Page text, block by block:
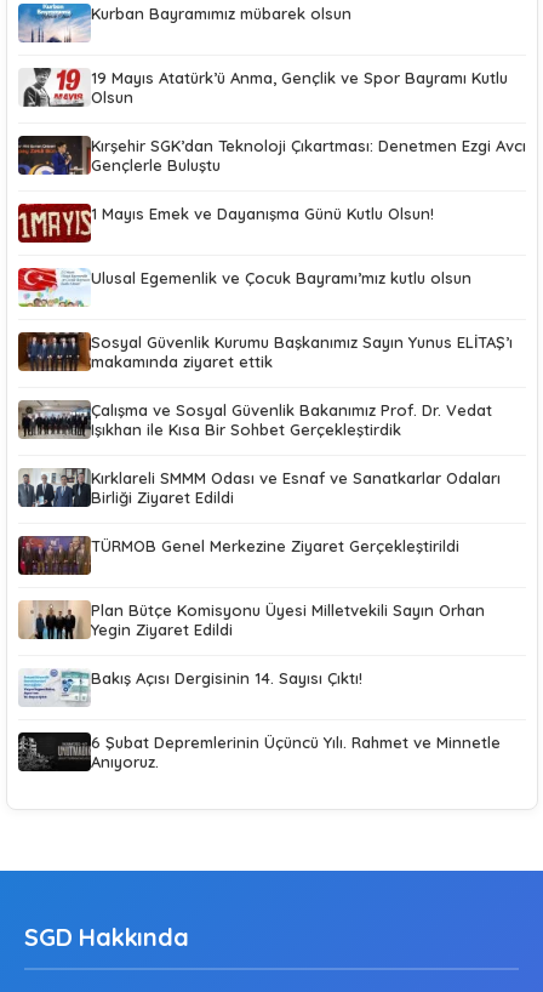
Kurban Bayramımız mübarek olsun
19 Mayıs Atatürk’ü Anma, Gençlik ve Spor Bayramı Kutlu
Olsun
Kırşehir SGK’dan Teknoloji Çıkartması: Denetmen Ezgi Avcı
Gençlerle Buluştu
1 Mayıs Emek ve Dayanışma Günü Kutlu Olsun!
Ulusal Egemenlik ve Çocuk Bayramı’mız kutlu olsun
Sosyal Güvenlik Kurumu Başkanımız Sayın Yunus ELİTAŞ’ı
makamında ziyaret ettik
Çalışma ve Sosyal Güvenlik Bakanımız Prof. Dr. Vedat
Işıkhan ile Kısa Bir Sohbet Gerçekleştirdik
Kırklareli SMMM Odası ve Esnaf ve Sanatkarlar Odaları
Birliği Ziyaret Edildi
TÜRMOB Genel Merkezine Ziyaret Gerçekleştirildi
Plan Bütçe Komisyonu Üyesi Milletvekili Sayın Orhan
Yegin Ziyaret Edildi
Bakış Açısı Dergisinin 14. Sayısı Çıktı!
6 Şubat Depremlerinin Üçüncü Yılı. Rahmet ve Minnetle
Anıyoruz.
SGD Hakkında